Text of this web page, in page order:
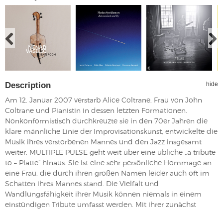
Description hide
Am 12. Januar 2007 verstarb Alice Coltrane, Frau von John
Coltrane und Pianistin in dessen letzten Formationen.
Nonkonformistisch durchkreuzte sie in den 70er Jahren die
klare männliche Linie der Improvisationskunst, entwickelte die
Musik ihres verstorbenen Mannes und den Jazz insgesamt
weiter. MULTIPLE PULSE geht weit über eine übliche „a tribute
to – Platte“ hinaus. Sie ist eine sehr persönliche Hommage an
eine Frau, die durch ihren großen Namen leider auch oft im
Schatten ihres Mannes stand. Die Vielfalt und
Wandlungsfähigkeit ihrer Musik können niemals in einem
einstündigen Tribute umfasst werden. Mit ihrer zunächst